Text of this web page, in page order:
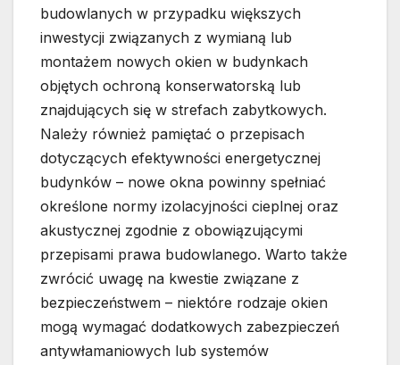
budowlanych w przypadku większych
inwestycji związanych z wymianą lub
montażem nowych okien w budynkach
objętych ochroną konserwatorską lub
znajdujących się w strefach zabytkowych.
Należy również pamiętać o przepisach
dotyczących efektywności energetycznej
budynków – nowe okna powinny spełniać
określone normy izolacyjności cieplnej oraz
akustycznej zgodnie z obowiązującymi
przepisami prawa budowlanego. Warto także
zwrócić uwagę na kwestie związane z
bezpieczeństwem – niektóre rodzaje okien
mogą wymagać dodatkowych zabezpieczeń
antywłamaniowych lub systemów